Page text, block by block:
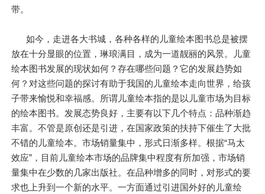
带。
如今，走进各大书城，各种各样的儿童绘本图书总是被摆
放在十分显眼的位置，琳琅满目，成为一道靓丽的风景。儿童
绘本图书发展的现状如何？存在哪些问题？它的发展趋势如
何？对这些问题的探讨有助于我国的儿童绘本走向世界，给孩
子带来愉悦和幸福感。所谓儿童绘本指的是以儿童市场为目标
的绘本图书。发展态势良好，主要有以下几个特点：品种渐趋
丰富。不管是原创还是引进，在国家政策的扶持下催生了大批
不错的儿童绘本。市场销量集中，形式日渐多样。根据“马太
效应”，目前儿童绘本市场的品牌集中程度有所加强，市场销
量集中在少数的几家出版社。在品种增多的同时，对形式的要
求也上升到一个新的水平。一方面通过引进国外好的儿童绘